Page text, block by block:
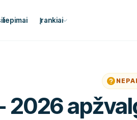
Įrankiai
2026